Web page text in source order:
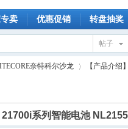
卖 优惠促销 转盘抽奖
帖子
奈特科尔沙龙
›
【产品介绍
21700i系列智能电池